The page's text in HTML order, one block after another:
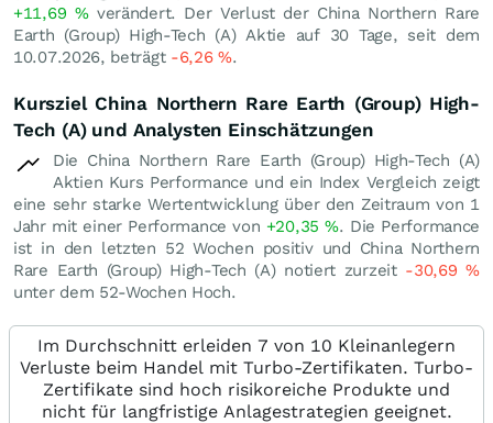
+11,69 %verändert. Der Verlust der China Northern Rare
Earth (Group) High-Tech (A) Aktie auf 30 Tage, seit dem
10.07.2026, beträgt -6,26%.
Kursziel China Northern Rare Earth (Group) High-
Tech (A) und Analysten Einschätzungen
Die China Northern Rare Earth (Group) High-Tech (A)
Aktien Kurs Performance und ein Index Vergleich zeigt
eine sehr starke Wertentwicklung über den Zeitraum von 1
Jahr mit einer Performance von +20,35%. Die Performance
ist in den letzten 52 Wochen positiv und China Northern
Rare Earth (Group) High-Tech (A) notiert zurzeit -30,69%
unter dem 52-Wochen Hoch.
Im Durchschnitt erleiden 7 von 10 Kleinanlegern
Verluste beim Handel mit Turbo-Zertifikaten. Turbo-
Zertifikate sind hoch risikoreiche Produkte und
nicht für langfristige Anlagestrategien geeignet.